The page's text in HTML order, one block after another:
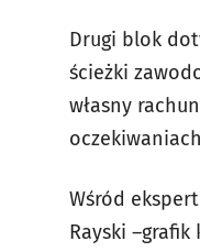
Drugi blok
ścieżki
własny
Wśród
Rayski